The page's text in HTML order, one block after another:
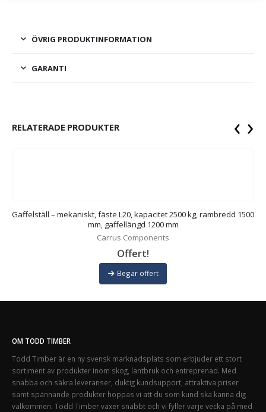
ÖVRIG PRODUKTINFORMATION
GARANTI
RELATERADE PRODUKTER
Gaffelställ – mekaniskt, fäste L20, kapacitet 2500 kg, rambredd 1500
mm, gaffellängd 1200 mm
Carrus Components
Offert!
Begär offert
‹ ›
OM TODD TIMBER
Todd Timber är en ny svensk marknadsplats som erbjuder ett stort
sortiment av produkter inom skog, lantbruk och entreprenad. Med
snabba och säkra leveranser, duktig kundsupport, attraktiva priser
samt spännande produkter hoppas vi att du som kund ska känna dig
välkommen. Todd Timber växer snabbt och vi fyller varje vecka på med